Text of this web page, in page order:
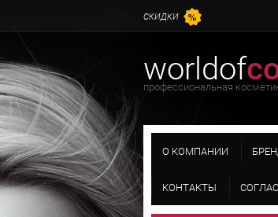
СКИДКИ
worldof
профессиональная
О КОМПАНИИ
КОНТАКТЫ